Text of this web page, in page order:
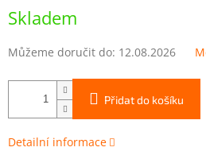
cena:
Skladem
Můžeme doručit do: 12.08.2026
Přidat do košíku
Detailní informace